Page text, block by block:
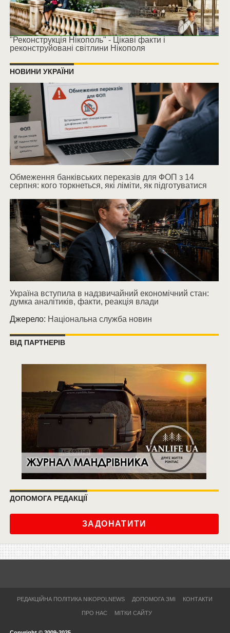
"Реконструкція Нікополь" - Цікаві факти і
реконструйовані світлини Нікополя
НОВИНИ УКРАЇНИ
Обмеження банківських переказів для ФОП з 14
серпня: кого торкнеться, які ліміти, як підготуватися
Україна вступила в надзвичайний економічний стан:
думка аналітиків, факти, реакція влади
Джерело: Національна служба новин
ВІД ПАРТНЕРІВ
ДОПОМОГА РЕДАКЦІЇ
ЗАДОНАТИТИ
РЕДАКЦІЙНА ПОЛІТИКА NIKOPOLNEWS ДОПОМОГА ЗМІ КОНТАКТИ
ПРО НАС МІТКИ САЙТУ